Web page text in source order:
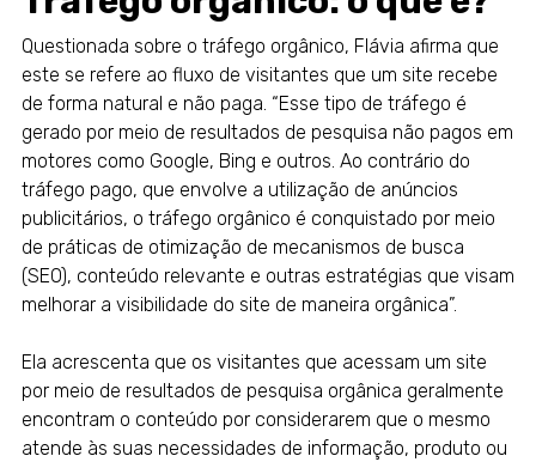
Questionada sobre o tráfego orgânico, Flávia afirma que
este se refere ao fluxo de visitantes que um site recebe
de forma natural e não paga. “Esse tipo de tráfego é
gerado por meio de resultados de pesquisa não pagos em
motores como Google, Bing e outros. Ao contrário do
tráfego pago, que envolve a utilização de anúncios
publicitários, o tráfego orgânico é conquistado por meio
de práticas de otimização de mecanismos de busca
(SEO), conteúdo relevante e outras estratégias que visam
melhorar a visibilidade do site de maneira orgânica”.
Ela acrescenta que os visitantes que acessam um site
por meio de resultados de pesquisa orgânica geralmente
encontram o conteúdo por considerarem que o mesmo
atende às suas necessidades de informação, produto ou